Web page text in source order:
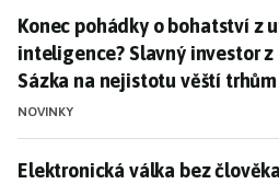
Konec pohádky o bohatství
Konec pohádky o bohatství z
inteligence? Slavný investor
Sázka na nejistotu věští
NOVINKY
Elektronická válka bez
Elektronická válka bez